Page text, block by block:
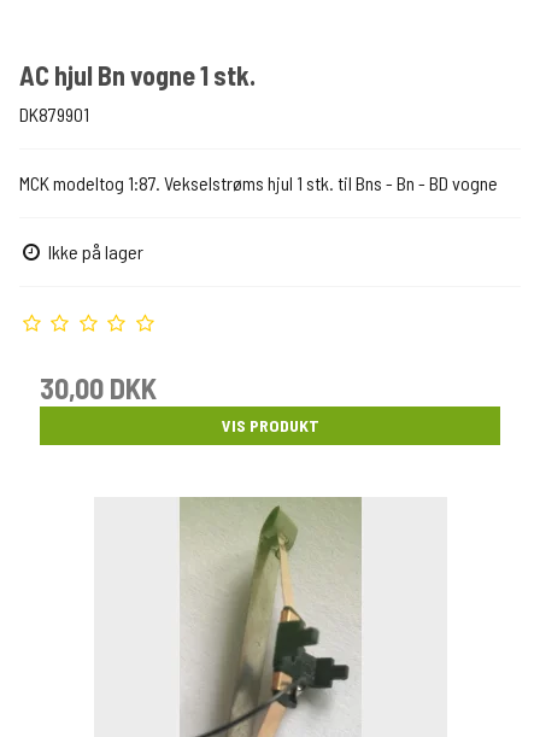
AC hjul Bn vogne 1 stk.
DK879901
MCK modeltog 1:87. Vekselstrøms hjul 1 stk. til Bns - Bn - BD vogne
Ikke på lager
30,00 DKK
VIS PRODUKT